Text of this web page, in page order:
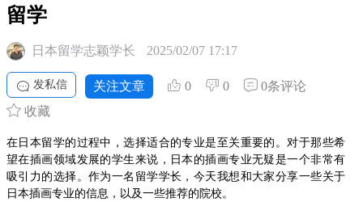
留学
日本留学志颖学长 2025/02/07 17:17
发私信 关注文章 0 0
0条评论
收藏
在日本留学的过程中，选择适合的专业是至关重要的。对于那些希
望在插画领域发展的学生来说，日本的插画专业无疑是一个非常有
吸引力的选择。作为一名留学学长，今天我想和大家分享一些关于
日本插画专业的信息，以及一些推荐的院校。